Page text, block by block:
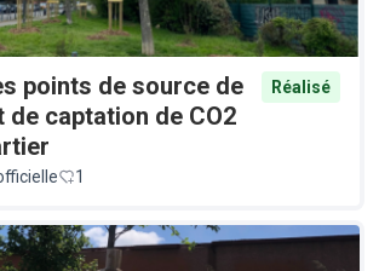
points de source de
captation de CO2
Réalisé
1